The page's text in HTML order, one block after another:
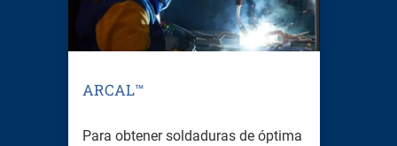
ARCAL™
Para obtener soldaduras de óptima